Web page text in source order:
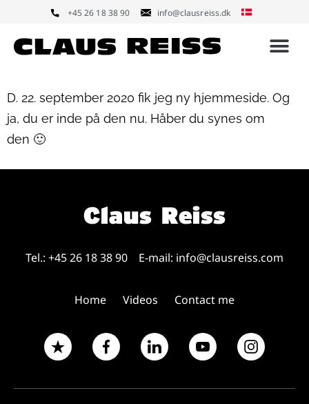
+45 26 18 38 90 info@clausreiss.dk
D. 22. september 2020 fik jeg ny hjemmeside. Og
ja, du er inde på den nu. Håber du synes om
den 🙂
Tel.: +45 26 18 38 90 E-mail: info@clausreiss.com
Home Videos Contact me